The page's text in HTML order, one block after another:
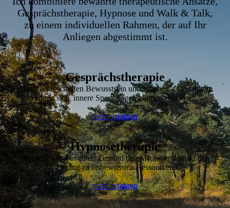
Gesprächstherapie, Hypnose und Walk & Talk,
zu einem individuellen Rahmen, der auf Ihr
Anliegen abgestimmt ist.
Gesprächstherapie
Gespräche schaffen Bewusstsein und Klarheit – Gedanken
ordnen sich, innere Spannungen können sich lösen.
mehr erfahren
Hypnosetherapie
Hypnose führt in einen Zustand tiefer Ruhe und stärkt den
Zugang zu unbewussten Ressourcen.
mehr erfahren